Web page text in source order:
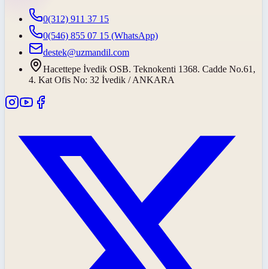
0(312) 911 37 15
0(546) 855 07 15 (WhatsApp)
destek@uzmandil.com
Hacettepe İvedik OSB. Teknokenti 1368. Cadde No.61,
4. Kat Ofis No: 32 İvedik / ANKARA